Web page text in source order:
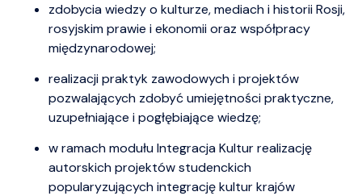
zdobycia wiedzy o kulturze, mediach i historii Rosji,
rosyjskim prawie i ekonomii oraz współpracy
międzynarodowej;
realizacji praktyk zawodowych i projektów
pozwalających zdobyć umiejętności praktyczne,
uzupełniające i pogłębiające wiedzę;
w ramach modułu Integracja Kultur realizację
autorskich projektów studenckich
popularyzujących integrację kultur krajów